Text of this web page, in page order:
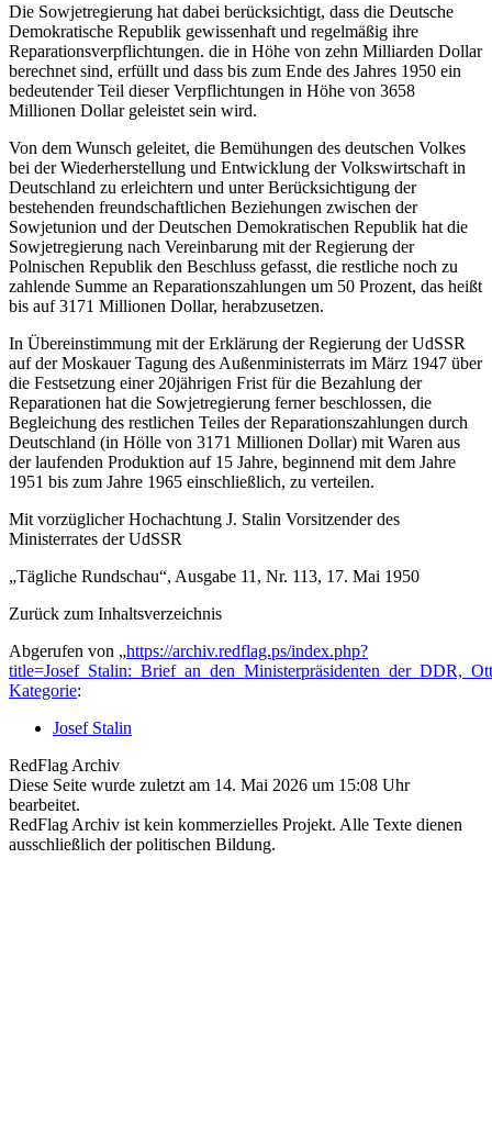
Die Sowjetregierung hat dabei berücksichtigt, dass die Deutsche
Demokratische Republik gewissenhaft und regelmäßig ihre
Reparationsverpflichtungen. die in Höhe von zehn Milliarden Dollar
berechnet sind, erfüllt und dass bis zum Ende des Jahres 1950 ein
bedeutender Teil dieser Verpflichtungen in Höhe von 3658
Millionen Dollar geleistet sein wird.
Von dem Wunsch geleitet, die Bemühungen des deutschen Volkes
bei der Wiederherstellung und Entwicklung der Volkswirtschaft in
Deutschland zu erleichtern und unter Berücksichtigung der
bestehenden freundschaftlichen Beziehungen zwischen der
Sowjetunion und der Deutschen Demokratischen Republik hat die
Sowjetregierung nach Vereinbarung mit der Regierung der
Polnischen Republik den Beschluss gefasst, die restliche noch zu
zahlende Summe an Reparationszahlungen um 50 Prozent, das heißt
bis auf 3171 Millionen Dollar, herabzusetzen.
In Übereinstimmung mit der Erklärung der Regierung der UdSSR
auf der Moskauer Tagung des Außenministerrats im März 1947 über
die Festsetzung einer 20jährigen Frist für die Bezahlung der
Reparationen hat die Sowjetregierung ferner beschlossen, die
Begleichung des restlichen Teiles der Reparationszahlungen durch
Deutschland (in Hölle von 3171 Millionen Dollar) mit Waren aus
der laufenden Produktion auf 15 Jahre, beginnend mit dem Jahre
1951 bis zum Jahre 1965 einschließlich, zu verteilen.
Mit vorzüglicher Hochachtung J. Stalin Vorsitzender des
Ministerrates der UdSSR
„Tägliche Rundschau“, Ausgabe 11, Nr. 113, 17. Mai 1950
Zurück zum Inhaltsverzeichnis
Abgerufen von „https://archiv.redflag.ps/index.php?
Kategorie:
Josef Stalin
RedFlag Archiv
Diese Seite wurde zuletzt am 14. Mai 2026 um 15:08 Uhr
bearbeitet.
RedFlag Archiv ist kein kommerzielles Projekt. Alle Texte dienen
ausschließlich der politischen Bildung.